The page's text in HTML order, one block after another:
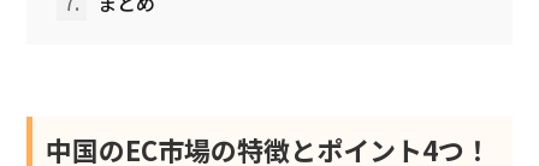
中国のEC市場の特徴とポイント4つ！